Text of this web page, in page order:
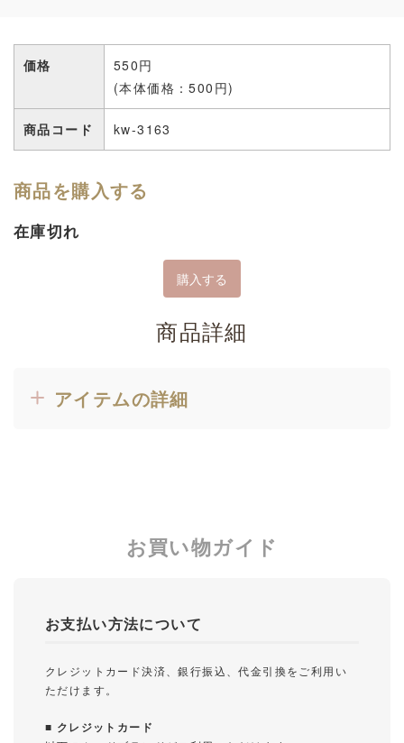
価格
550円
(本体価格：500円)
商品コード kw-3163
商品を購入する
在庫切れ
商品詳細
アイテムの詳細
お買い物ガイド
お支払い方法について
クレジットカード決済、銀行振込、代金引換をご利用い
ただけます。
■ クレジットカード